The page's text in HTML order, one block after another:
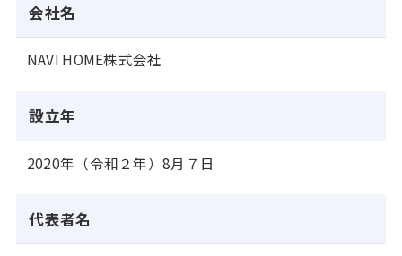
会社名
NAVI HOME株式会社
設立年
2020年（令和２年）8月７日
代表者名